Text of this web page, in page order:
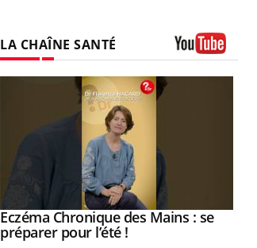
LA CHAÎNE SANTÉ
Youtube
Eczéma Chronique des Mains : se
préparer pour l’été !Youtube